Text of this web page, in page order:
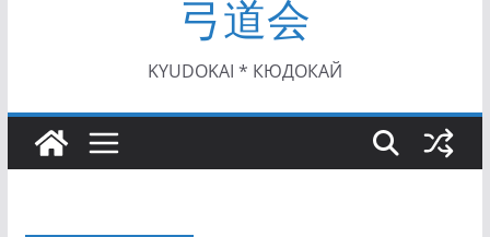
Орёл (25.07.2021)
I этап Кубка Московской области по Кюдо /
Сейдокан II (27.06.2021)
弓道会
KYUDOKAI * КЮДОКАЙ